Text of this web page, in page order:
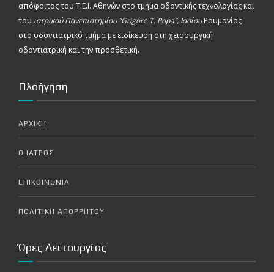
απόφοιτος του Τ.Ε.Ι. Αθηνών στο τμήμα οδοντικής τεχνολογίας και
του ιατρικού Πανεπιστημίου “Grigore T. Popa”, ΙασίουΡουμανίας
στο οδοντιατρικό τμήμα με ειδίκευση στη χειρουργική
οδοντιατρική και την προσθετική.
Πλοήγηση
ΑΡΧΙΚΗ
Ο ΙΑΤΡΟΣ
ΕΠΙΚΟΙΝΩΝΙΑ
ΠΟΛΙΤΙΚΗ ΑΠΟΡΡΗΤΟΥ
Ώρες Λειτουργίας